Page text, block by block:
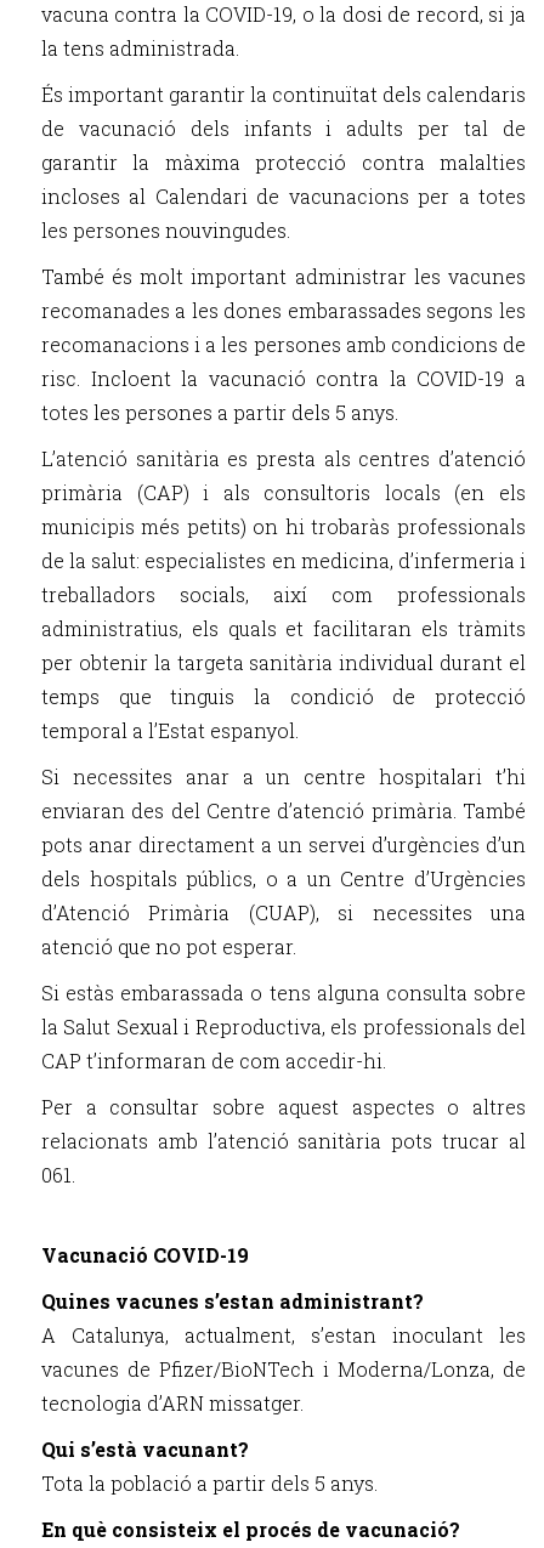
vacuna contra la COVID-19, o la dosi de record, si ja
la tens administrada.
És important garantir la continuïtat dels calendaris
de vacunació dels infants i adults per tal de
garantir la màxima protecció contra malalties
incloses al Calendari de vacunacions per a totes
les persones nouvingudes.
També és molt important administrar les vacunes
recomanades a les dones embarassades segons les
recomanacions i a les persones amb condicions de
risc. Incloent la vacunació contra la COVID-19 a
totes les persones a partir dels 5 anys.
L’atenció sanitària es presta als centres d’atenció
primària (CAP) i als consultoris locals (en els
municipis més petits) on hi trobaràs professionals
de la salut: especialistes en medicina, d’infermeria i
treballadors socials, així com professionals
administratius, els quals et facilitaran els tràmits
per obtenir la targeta sanitària individual durant el
temps que tinguis la condició de protecció
temporal a l’Estat espanyol.
Si necessites anar a un centre hospitalari t’hi
enviaran des del Centre d’atenció primària. També
pots anar directament a un servei d’urgències d’un
dels hospitals públics, o a un Centre d’Urgències
d’Atenció Primària (CUAP), si necessites una
atenció que no pot esperar.
Si estàs embarassada o tens alguna consulta sobre
la Salut Sexual i Reproductiva, els professionals del
CAP t’informaran de com accedir-hi.
Per a consultar sobre aquest aspectes o altres
relacionats amb l’atenció sanitària pots trucar al
061.
Vacunació COVID-19
Quines vacunes s’estan administrant?
A Catalunya, actualment, s’estan inoculant les
vacunes de Pfizer/BioNTech i Moderna/Lonza, de
tecnologia d’ARN missatger.
Qui s’està vacunant?
Tota la població a partir dels 5 anys.
En què consisteix el procés de vacunació?